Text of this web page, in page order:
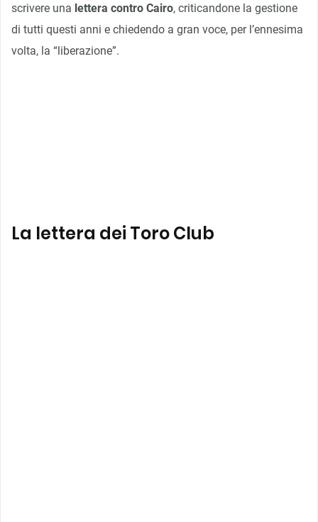
scrivere una lettera contro Cairo, criticandone la gestione
di tutti questi anni e chiedendo a gran voce, per l’ennesima
volta, la “liberazione”.
La lettera dei Toro Club